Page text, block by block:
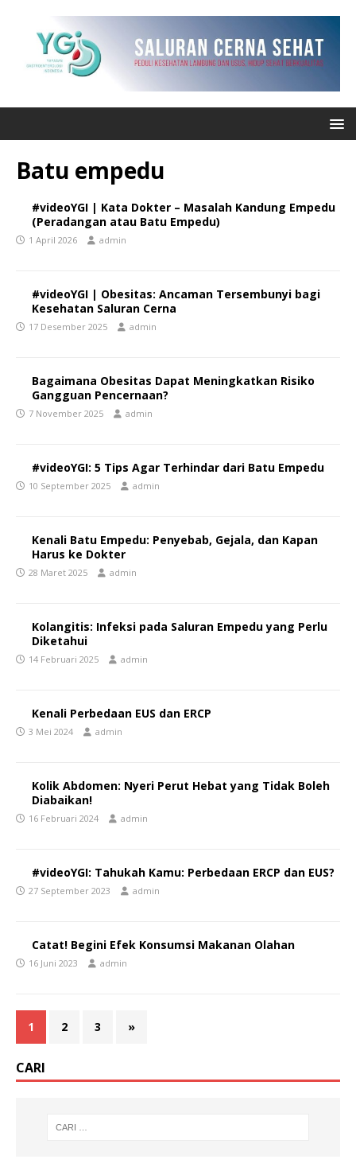
Batu empedu
#videoYGI | Kata Dokter – Masalah Kandung Empedu
(Peradangan atau Batu Empedu)
1 April 2026 admin
#videoYGI | Obesitas: Ancaman Tersembunyi bagi
Kesehatan Saluran Cerna
17 Desember 2025 admin
Bagaimana Obesitas Dapat Meningkatkan Risiko
Gangguan Pencernaan?
7 November 2025 admin
#videoYGI: 5 Tips Agar Terhindar dari Batu Empedu
10 September 2025 admin
Kenali Batu Empedu: Penyebab, Gejala, dan Kapan
Harus ke Dokter
28 Maret 2025 admin
Kolangitis: Infeksi pada Saluran Empedu yang Perlu
Diketahui
14 Februari 2025 admin
Kenali Perbedaan EUS dan ERCP
3 Mei 2024 admin
Kolik Abdomen: Nyeri Perut Hebat yang Tidak Boleh
Diabaikan!
16 Februari 2024 admin
#videoYGI: Tahukah Kamu: Perbedaan ERCP dan EUS?
27 September 2023 admin
Catat! Begini Efek Konsumsi Makanan Olahan
16 Juni 2023 admin
1 2 3 »
CARI